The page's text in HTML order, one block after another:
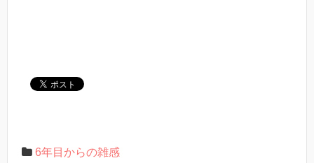
6年目からの雑感